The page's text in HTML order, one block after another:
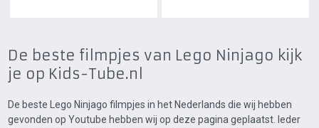
De beste filmpjes van Lego Ninjago kijk
je op Kids-Tube.nl
De beste Lego Ninjago filmpjes in het Nederlands die wij hebben
gevonden op Youtube hebben wij op deze pagina geplaatst. Ieder